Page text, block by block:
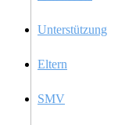
Unter­stüt­zung
Eltern
SMV